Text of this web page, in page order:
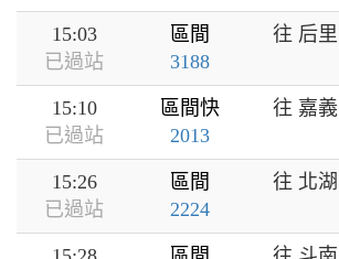
15:03
已過站
區間
3188
往 后里
15:10
已過站
區間快
2013
往 嘉義
15:26
已過站
區間
2224
往 北湖